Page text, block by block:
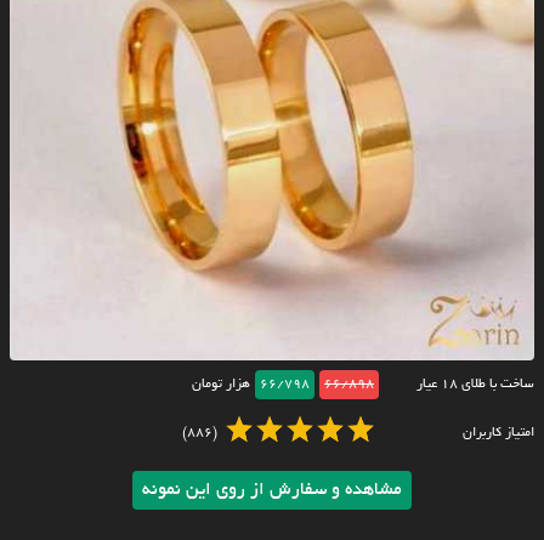
ساخت با طلای ۱۸ عیار 66/898
66/798 هزار تومان
امتیاز کاربران (886)
مشاهده و سفارش از روی این نمونه